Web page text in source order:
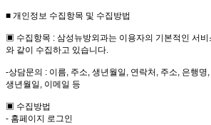
■ 개인정보 수집항목 및 수집방법
▣ 수집항목 : 삼성뉴방외과는 이용자의 기본적인 서비
와 같이 수집하고 있습니다.
-상담문의 : 이름, 주소, 생년월일, 연락처, 주소, 은행명
생년월일, 이메일 등
▣ 수집방법
- 홈페이지 로그인